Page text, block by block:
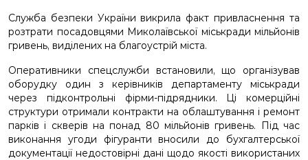
Служба безпеки України викрила факт привласнення та
розтрати посадовцями Миколаївської міськради мільйонів
гривень, виділених на благоустрій міста.
Оперативники спецслужби встановили, що організував
оборудку один з керівників департаменту міськради
через підконтрольні фірми-підрядники. Ці комерційні
структури отримали контракти на облаштування і ремонт
парків і скверів на понад 80 мільйонів гривень. Під час
виконання угоди фігуранти вносили до бухгалтерської
документації недостовірні дані щодо якості використаних